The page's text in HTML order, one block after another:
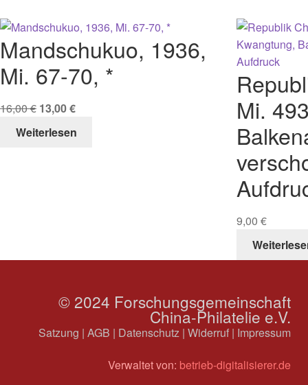
Mandschukuo, 1936,
Mi. 67-70, *
16,00€ 13,00€
Weiterlesen
Mi.
9,00 €
© 2024 Forschungsgemeinschaft
China-Philatelie e.V.
Satzung | AGB | Datenschutz | Widerruf | Impressum
Verwaltet von: betrieb-digitalisierer.de